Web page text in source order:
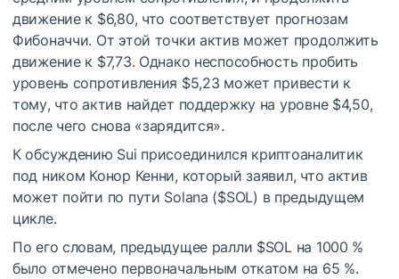
движение к $6,80, что соответствует прогнозам
Фибоначчи. От этой точки актив может продолжить
движение к $7,73. Однако неспособность пробить
уровень сопротивления $5,23 может привести к
тому, что актив найдет поддержку на уровне $4,50,
после чего снова «зарядится».
К обсуждению Sui присоединился криптоаналитик
под ником Конор Кенни, который заявил, что актив
может пойти по пути Solana ($SOL) в предыдущем
цикле.
По его словам, предыдущее ралли $SOLна 1000 %
было отмечено первоначальным откатом на 65 %.